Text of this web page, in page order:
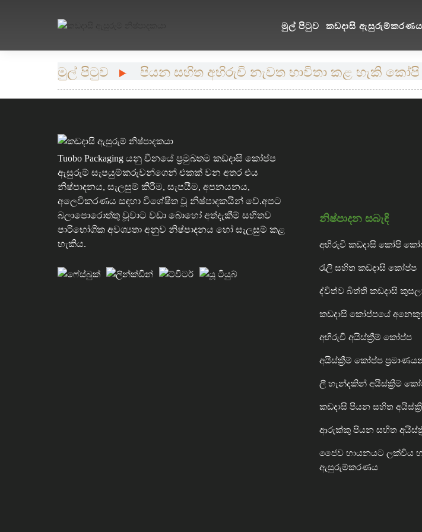
මුල් පිටුව කඩදාසි ඇසුරුම්කරණය
මුල් පිටුව පියන සහිත අභිරුචි නැවත භාවිතා කළ හැකි
Tuobo Packaging යනු චීනයේ ප්‍රමුඛතම කඩදාසි කෝප්ප
ඇසුරුම් සැපයුම්කරුවන්ගෙන් එකක් වන අතර එය
නිෂ්පාදනය, සැලසුම් කිරීම, සැපයීම, අපනයනය,
අලෙවිකරණය සඳහා විශේෂිත වූ නිෂ්පාදකයින් වේ.අපට
බලාපොරොත්තු වූවාට වඩා බොහෝ අත්දැකීම් සහිතව
පාරිභෝගික අවශ්‍යතා අනුව නිෂ්පාදනය හෝ සැලසුම් කළ
හැකිය.
නිෂ්පාදන සබැඳි
අභිරුචි කඩදාසි කෝපි
රැලි සහිත කඩදාසි කෝප්ප
ද්විත්ව බිත්ති කඩදාසි
කඩදාසි කෝප්පයේ
අභිරුචි අයිස්ක්‍රීම් කෝප්ප
අයිස්ක්‍රීම් කෝප්ප
ලී හැන්දකින් අයිස්ක්‍රීම්
කඩදාසි පියන සහිත
ආරුක්කු පියන සහිත
ජෛව හායනයට ලක්විය
ඇසුරුම්කරණය